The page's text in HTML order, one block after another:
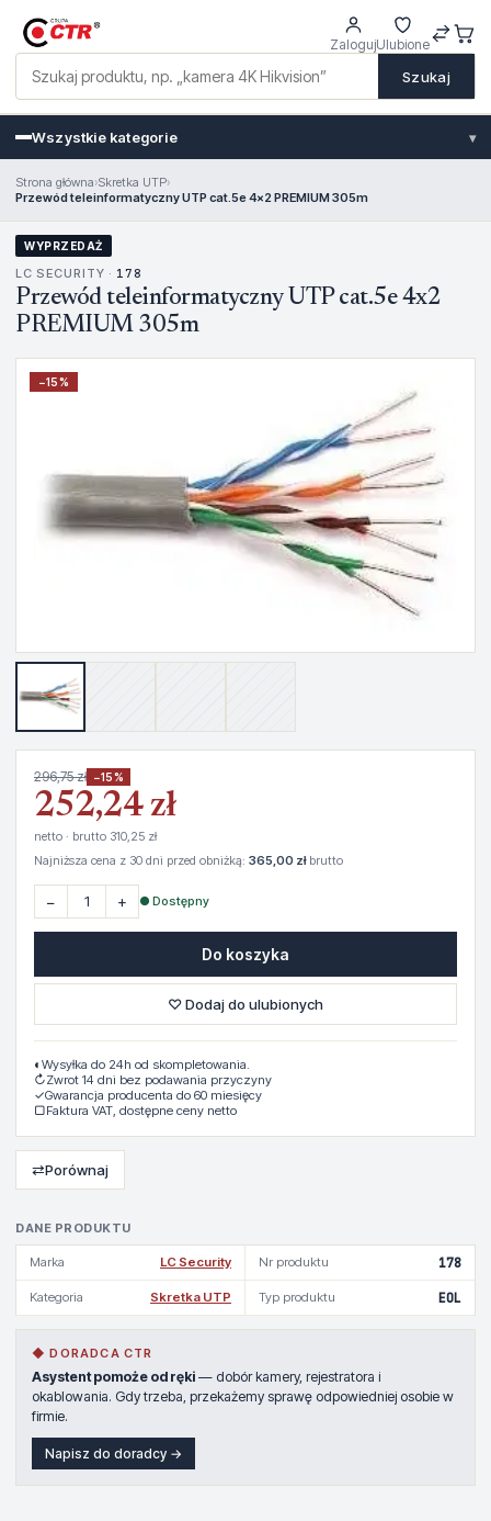
Szukaj
ZalogujUlubione
Wszystkie kategorie ▾
Strona główna›Skretka UTP›
Przewód teleinformatyczny UTP cat.5e 4x2 PREMIUM 305m
WYPRZEDAŻ
LC SECURITY · 178
Przewód teleinformatyczny UTP cat.5e 4x2
PREMIUM 305m
−15%
DANE PRODUKTU
Marka LC Security Nr produktu 178
Kategoria Skretka UTP Typ produktu EOL
◆ DORADCA CTR
Asystent pomoże od ręki — dobór kamery, rejestratora i
okablowania. Gdy trzeba, przekażemy sprawę odpowiedniej osobie w
firmie.
Napisz do doradcy →
296,75 zł −15%
252,24 zł
netto · brutto 310,25 zł
Najniższa cena z 30 dni przed obniżką: 365,00 złbrutto
− + ● Dostępny
Do koszyka
♡ Dodaj do ulubionych
◐ Wysyłka do 24h od skompletowania.
↻Zwrot 14 dni bez podawania przyczyny
✓Gwarancja producenta do 60 miesięcy
▢Faktura VAT, dostępne ceny netto
⇄Porównaj